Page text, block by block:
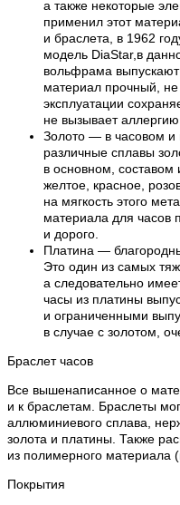
а также некоторые
применил этот
и браслета, в 1962
модель DiaStar,в
вольфрама
материал прочный,
эксплуатации
не вызывает
Золото — в часовом и
различные сплавы
в основном,
желтое, красное,
на мягкость этого
материала для часов
и дорого.
Платина —
Это один из самых
а следовательно
часы из платины
и ограниченными
в случае с золотом,
Браслет часов
Все вышенаписанное о
и к браслетам. Браслеты
аллюминиевого сплава,
золота и платины. Также
из полимерного материала
Покрытия